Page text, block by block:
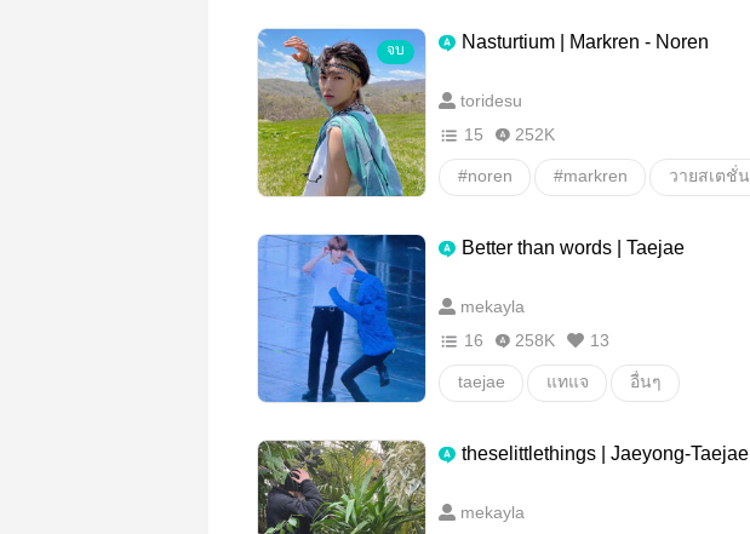
จบ Nasturtium | Markren - Noren
toridesu
15
252K
#noren #markren วายสเตชั่น
Better than words | Taejae
mekayla
16
258K 13
taejae แทแจ อื่นๆ
theselittlethings | Jaeyong-Taejae
mekayla